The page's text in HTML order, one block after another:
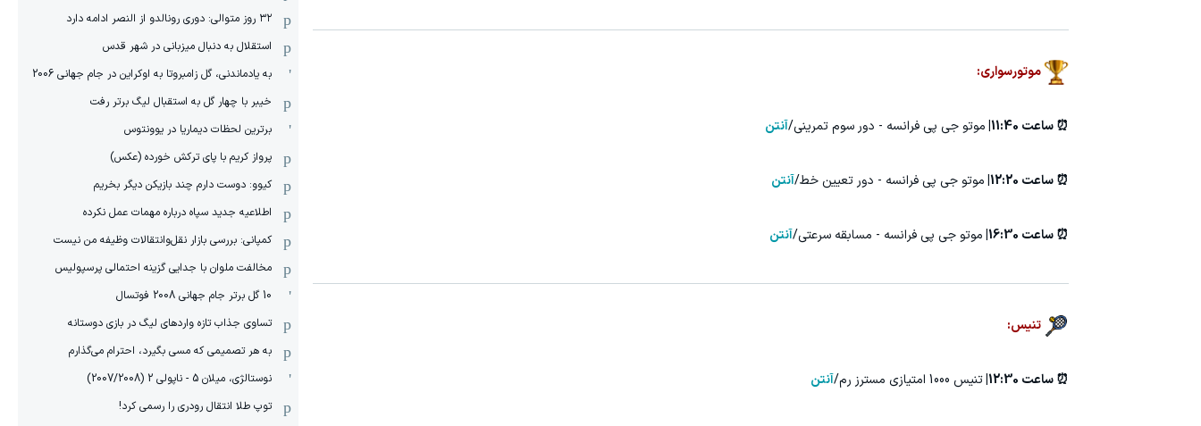
موتورسواری:
⏰ ساعت 11:40| موتو جی پی فرانسه - دور سوم تمرینی/آنتن
⏰ ساعت 12:20| موتو جی پی فرانسه - دور تعیین خط/آنتن
⏰ ساعت 16:30| موتو جی پی فرانسه - مسابقه سرعتی/آنتن
تنیس:
⏰ ساعت 12:30| تنیس 1000 امتیازی مسترز رم/ آنتن
۳۲ روز متوالی: دوری رونالدو از النصر ادامه دارد
استقلال به دنبال میزبانی در شهر قدس
به یادماندنی، گل زامبروتا به اوکراین در جام جهانی 2006
خیبر با چهار گل به استقبال لیگ برتر رفت
برترین لحظات دیماریا در یوونتوس
پرواز کریم با پای ترکش خورده (عکس)
کیوو: دوست دارم چند بازیکن دیگر بخریم
اطلاعیه جدید سپاه درباره مهمات عمل نکرده
کمپانی: بررسی بازار نقل‌وانتقالات وظیفه من نیست
مخالفت ملوان با جدایی گزینه احتمالی پرسپولیس
10 گل برتر جام جهانی 2008 فوتسال
تساوی جذاب تازه واردهای لیگ در بازی دوستانه
به هر تصمیمی که مسی بگیرد، احترام می‌گذارم
نوستالژی، میلان 5 - ناپولی 2 (2007/2008)
توپ طلا انتقال رودری را رسمی کرد!